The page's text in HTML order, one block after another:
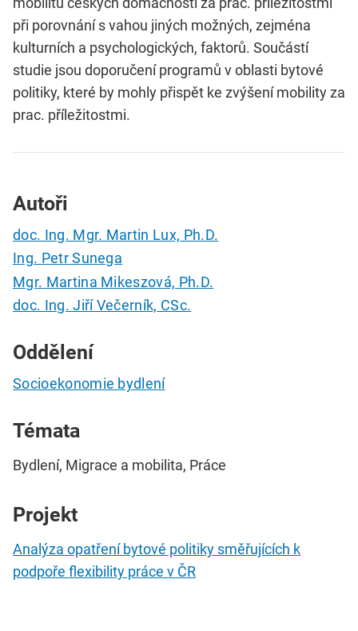
při porovnání s vahou jiných možných, zejména
kulturních a psychologických, faktorů. Součástí
studie jsou doporučení programů v oblasti bytové
politiky, které by mohly přispět ke zvýšení mobility za
prac. příležitostmi.
Autoři
doc. Ing. Mgr. Martin Lux, Ph.D.
Ing. Petr Sunega
Mgr. Martina Mikeszová, Ph.D.
doc. Ing. Jiří Večerník, CSc.
Oddělení
Socioekonomie bydlení
Témata
Bydlení, Migrace a mobilita, Práce
Projekt
Analýza opatření bytové politiky směřujících k
podpoře flexibility práce v ČR